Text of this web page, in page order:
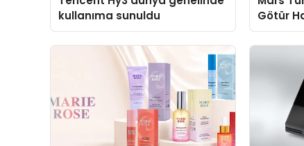
kullanıma sunuldu
Götür